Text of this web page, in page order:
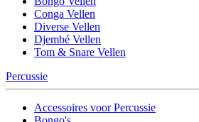
Conga Vellen
Diverse Vellen
Djembé Vellen
Tom & Snare Vellen
Percussie
Accessoires voor Percussie